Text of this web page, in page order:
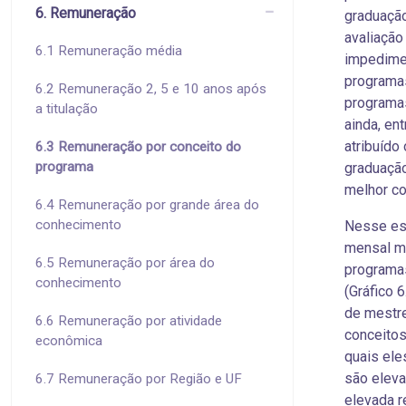
6. Remuneração
6.1 Remuneração média
6.2 Remuneração 2, 5 e 10 anos após
a titulação
6.3 Remuneração por conceito do
programa
6.4 Remuneração por grande área do
conhecimento
6.5 Remuneração por área do
conhecimento
6.6 Remuneração por atividade
econômica
6.7 Remuneração por Região e UF
ainda,
atribuído
melhor
Nesse
mensal
(Gráfico
de
quais
são
elevada